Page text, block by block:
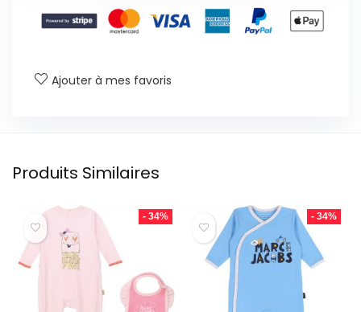
Ajouter à mes favoris
Produits Similaires
- 34% - 34%